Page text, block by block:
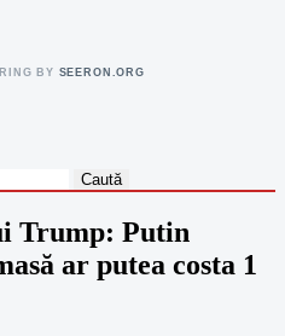
BY SEERON.ORG
Trump: Putin
ar putea costa 1